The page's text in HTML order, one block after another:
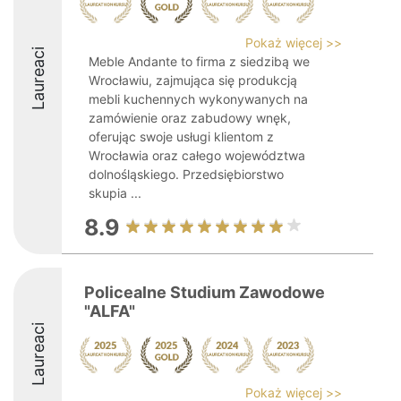
Laureaci
Pokaż więcej >>
Meble Andante to firma z siedzibą we
Wrocławiu, zajmująca się produkcją
mebli kuchennych wykonywanych na
zamówienie oraz zabudowy wnęk,
oferując swoje usługi klientom z
Wrocławia oraz całego województwa
dolnośląskiego. Przedsiębiorstwo
skupia ...
8.9
Laureaci
Policealne Studium Zawodowe
"ALFA"
Pokaż więcej >>